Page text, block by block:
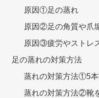
原因①足の蒸れ
原因②足の角質や爪
原因③疲労やストレ
足の蒸れの対策方法
蒸れの対策方法①5本
蒸れの対策方法②靴